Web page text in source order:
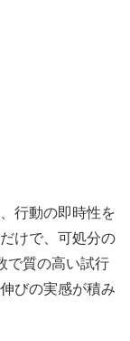
行動の即時性を
けで、可処分の
で質の高い試行
びの実感が積み